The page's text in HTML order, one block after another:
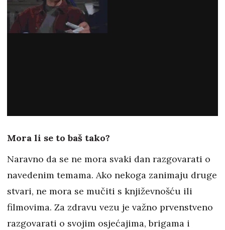
Mora li se to baš tako?
Naravno da se ne mora svaki dan razgovarati o
navedenim temama. Ako nekoga zanimaju druge
stvari, ne mora se mučiti s književnošću ili
filmovima. Za zdravu vezu je važno prvenstveno
razgovarati o svojim osjećajima, brigama i